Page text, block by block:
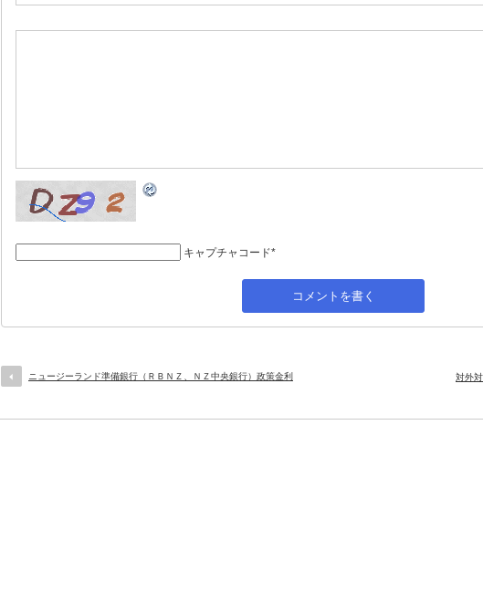
キャプチャコード*
ニュージーランド準備銀行（ＲＢＮＺ、ＮＺ中央銀行）政策金利 対外